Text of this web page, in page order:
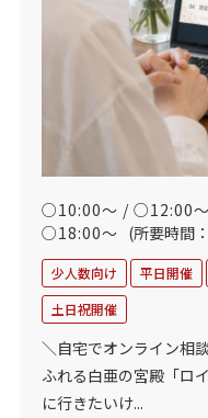
○10:00～ / ○12:00
○18:00～ (所要時間
少人数向け 平日開催
土日祝開催
＼自宅でオンライン相
ふれる白亜の宮殿「ロ
に行きたいけ...